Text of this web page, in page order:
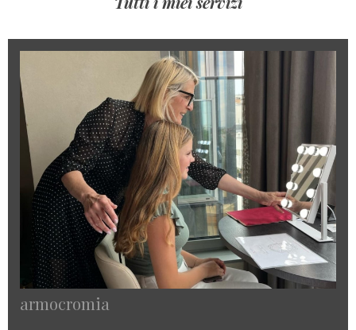
armocromia